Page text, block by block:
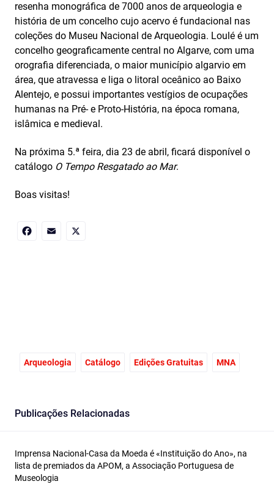
resenha monográfica de 7000 anos de arqueologia e
história de um concelho cujo acervo é fundacional nas
coleções do Museu Nacional de Arqueologia. Loulé é um
concelho geograficamente central no Algarve, com uma
orografia diferenciada, o maior município algarvio em
área, que atravessa e liga o litoral oceânico ao Baixo
Alentejo, e possui importantes vestígios de ocupações
humanas na Pré- e Proto-História, na época romana,
islâmica e medieval.
Na próxima 5.ª feira, dia 23 de abril, ficará disponível o
catálogo O Tempo Resgatado ao Mar.
Boas visitas!
Arqueologia Catálogo Edições Gratuitas MNA
Publicações Relacionadas
Imprensa Nacional-Casa da Moeda é «Instituição do Ano», na
lista de premiados da APOM, a Associação Portuguesa de
Museologia